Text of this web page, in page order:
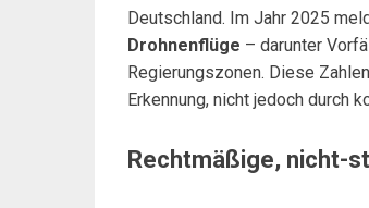
Deutschland. Im Jahr 2025
Drohnenflüge – darunter
Regierungszonen. Diese
Erkennung, nicht jedoch durch
Rechtmäßige, nicht-